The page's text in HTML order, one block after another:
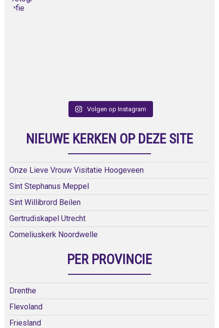
Volgen op Instagram
NIEUWE KERKEN OP DEZE SITE
Onze Lieve Vrouw Visitatie Hoogeveen
Sint Stephanus Meppel
Sint Willibrord Beilen
Gertrudiskapel Utrecht
Corneliuskerk Noordwelle
PER PROVINCIE
Drenthe
Flevoland
Friesland